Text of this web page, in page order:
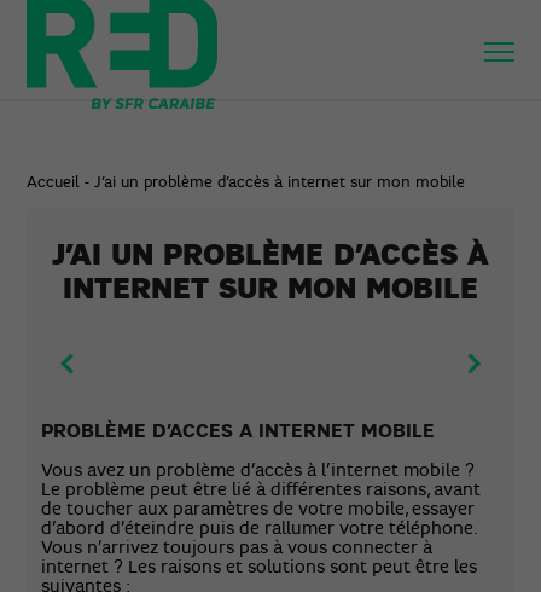
Accueil - J’ai un problème d’accès à internet sur mon mobile
J’AI UN PROBLÈME D’ACCÈS À
INTERNET SUR MON MOBILE
PROBLÈME D’ACCES A INTERNET MOBILE
Vous avez un problème d’accès à l’internet mobile ?
Le problème peut être lié à différentes raisons, avant
de toucher aux paramètres de votre mobile, essayer
d’abord d’éteindre puis de rallumer votre téléphone.
Vous n’arrivez toujours pas à vous connecter à
internet ? Les raisons et solutions sont peut être les
suivantes :